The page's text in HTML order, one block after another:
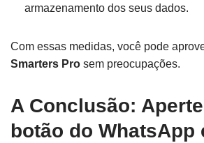
armazenamento dos seus dados.
Com essas medidas, você pode
Smarters Pro sem preocupações.
A Conclusão:
botão do WhatsApp